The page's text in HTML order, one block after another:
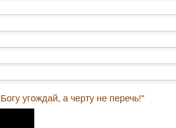
угождай, а черту не перечь!"